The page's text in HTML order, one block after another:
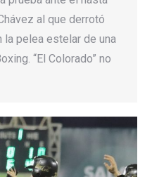
al que derrotó
la pelea estelar de una
“El Colorado” no